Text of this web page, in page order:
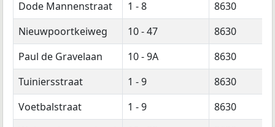
Dode Mannenstraat
1 - 8
8630
Nieuwpoortkeiweg
10 - 47
8630
Paul de Gravelaan
10 - 9A
8630
Tuiniersstraat
1 - 9
8630
Voetbalstraat
1 - 9
8630